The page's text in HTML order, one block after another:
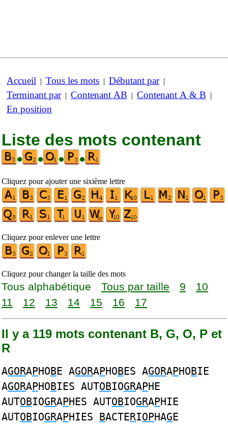
Accueil | Tous les mots | Débutant par|
Terminant par| Contenant AB | Contenant A & B |
En position
Liste des mots contenant
•
• • •
Cliquez pour ajouter une sixième lettre
Cliquez pour enlever une lettre
Cliquez pour changer la taille des mots
Tous alphabétique Tous par taille 9
10
11
12 13 14 15 16 17
Il y a 119 mots contenant B, G, O, P et
R
AGORAPHOBE AGORAPHOBES AGORAPHOBIE
AGORAPHOBIES AUTOBIOGRAPHE
AUTOBIOGRAPHES AUTOBIOGRAPHIE
AUTOBIOGRAPHIES BACTERIOPHAGE